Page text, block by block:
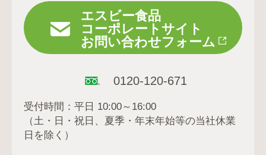
エスビー食品
コーポレートサイト
お問い合わせフォーム
0120-120-671
受付時間：平日 10:00～16:00
（土・日・祝日、夏季・年末年始等の当社休業
日を除く）